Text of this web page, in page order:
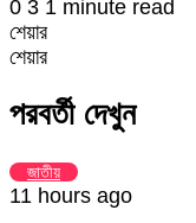
0 3 1 minute read
শেয়ার
Facebook
Twitter
LinkedIn
Skype
Messenger
Messenger
WhatsApp
Telegram
Share
Email
প্রিন্ট
শেয়ার
via
Email
পরবর্তী দেখুন
জাতীয়
11 hours ago